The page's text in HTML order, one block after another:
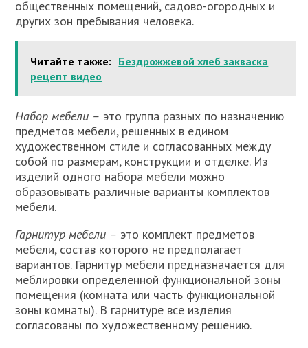
общественных по­мещений, садово-огородных и
других зон пребывания человека.
Читайте также: Бездрожжевой хлеб закваска
рецепт видео
Набор мебели – это группа разных по назначению
предметов мебели, решенных в едином
художественном стиле и согласован­ных между
собой по размерам, конструкции и отделке. Из
изделий одного набора мебели можно
образовывать различные варианты комплектов
мебели.
Гарнитур мебели – это комплект предметов
мебели, состав кото­рого не предполагает
вариантов. Гарнитур мебели предназначается для
меблировки определенной функциональной зоны
помещения (комната или часть функциональной
зоны комнаты). В гарнитуре все изделия
согласованы по художественному решению.